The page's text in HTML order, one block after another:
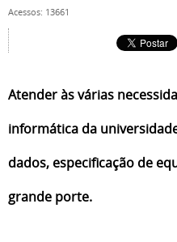
Acessos: 13661
Atender às várias
informática da
dados, especificação de
grande porte.